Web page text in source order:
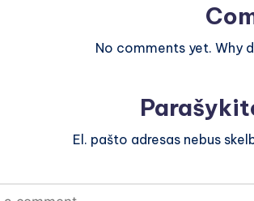
No comments yet. Why
El. pašto adresas nebus